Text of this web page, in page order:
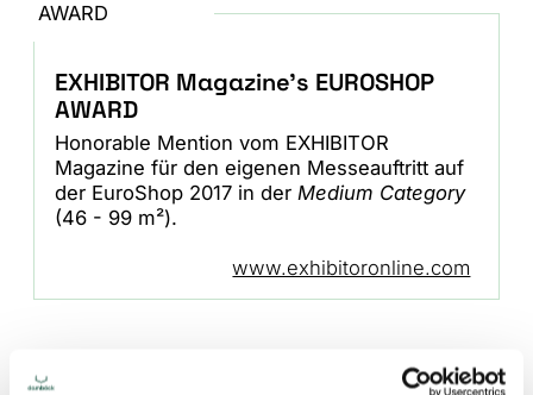
EXHIBITOR Magazine's EUROSHOP
AWARD
Honorable Mention vom EXHIBITOR
Magazine für den eigenen Messeauftritt auf
der EuroShop 2017 in der Medium Category
(46 - 99 m²).
www.exhibitoronline.com